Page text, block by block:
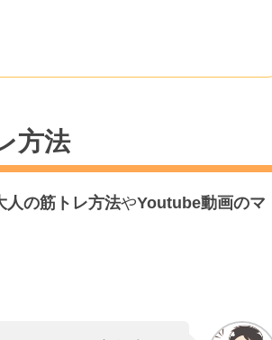
方法
人の筋トレ方法やYoutube動画のマ